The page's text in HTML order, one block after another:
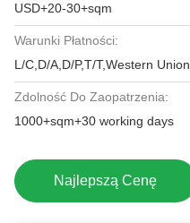
USD+20-30+sqm
Warunki Płatności:
L/C,D/A,D/P,T/T,Western Union,
Zdolność Do Zaopatrzenia:
1000+sqm+30 working days
Najlepszą Cenę